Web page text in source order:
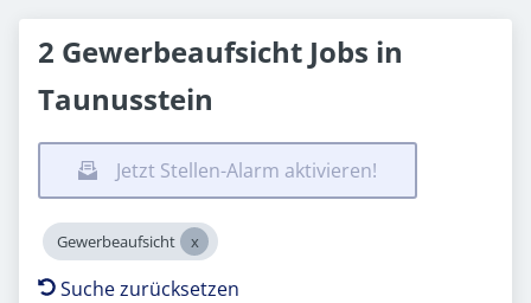
2 Gewerbeaufsicht Jobs in
Taunusstein
Jetzt Stellen-Alarm aktivieren!
Gewerbeaufsicht
Suche zurücksetzen